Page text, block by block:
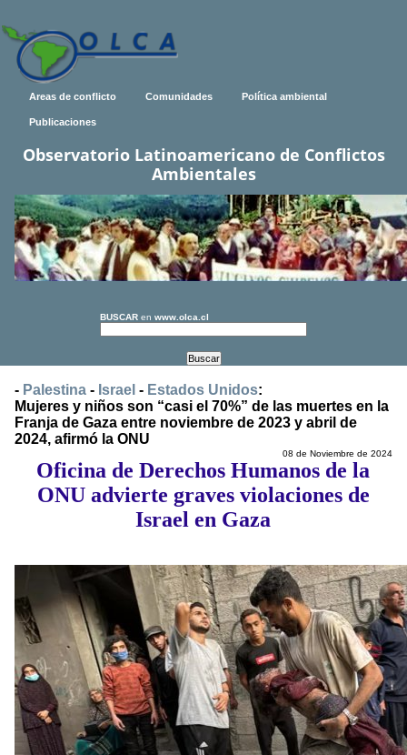
Areas de conflicto Comunidades Política ambiental
Publicaciones
Observatorio Latinoamericano de Conflictos
Ambientales
BUSCAR en www.olca.cl
- Palestina - Israel - Estados Unidos:
Mujeres y niños son “casi el 70%” de las muertes en la
Franja de Gaza entre noviembre de 2023 y abril de
2024, afirmó la ONU
08 de Noviembre de 2024
Oficina de Derechos Humanos de la
ONU advierte graves violaciones de
Israel en Gaza